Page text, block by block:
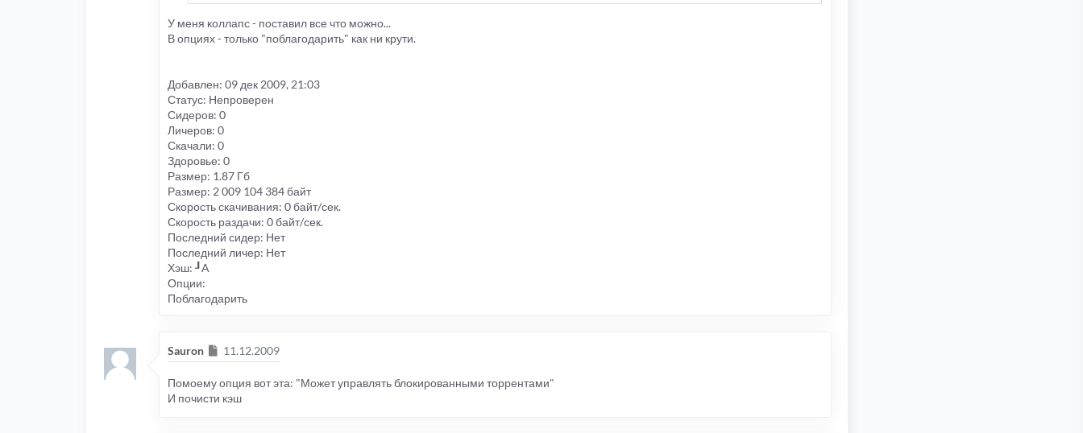
У меня коллапс - поставил все что можно...
В опциях - только "поблагодарить" как ни крути.
Добавлен: 09 дек 2009, 21:03
Статус: Непроверен
Сидеров: 0
Личеров: 0
Скачали: 0
Здоровье: 0
Размер: 1.87 Гб
Размер: 2 009 104 384 байт
Скорость скачивания: 0 байт/сек.
Скорость раздачи: 0 байт/сек.
Последний сидер: Нет
Последний личер: Нет
Хэш: ┚A
Опции:
Поблагодарить
Sauron Сообщение
11.12.2009
Помоему опция вот эта: "Может управлять блокированными торрентами"
И почисти кэш